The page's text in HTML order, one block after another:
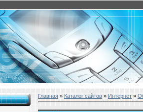
Главная » Каталог сайтов » Интернет »